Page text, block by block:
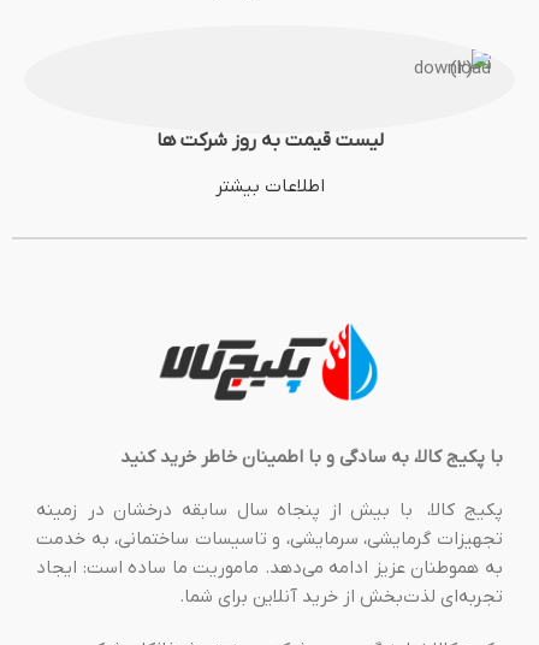
لیست قیمت به روز شرکت ها
اطلاعات بیشتر
با پکیج کالا، به سادگی و با اطمینان خاطر خرید کنید
پکیج کالا، با بیش از پنجاه سال سابقه درخشان در زمینه
تجهیزات گرمایشی، سرمایشی، و تاسیسات ساختمانی، به خدمت
به هموطنان عزیز ادامه می‌دهد. ماموریت ما ساده است: ایجاد
تجربه‌ای لذت‌بخش از خرید آنلاین برای شما.